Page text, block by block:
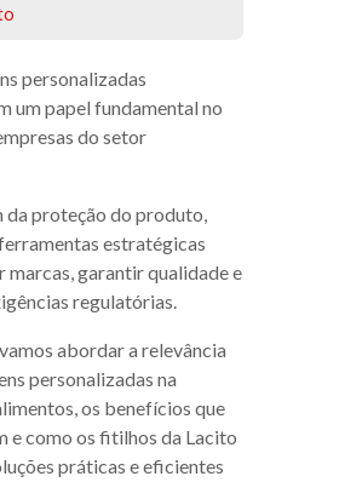
personalizadas
um papel fundamental no
do setor
da proteção do produto,
estratégicas
marcas, garantir qualidade e
regulatórias.
abordar a relevância
personalizadas na
os benefícios que
e como os fitilhos da Lacito
práticas e eficientes